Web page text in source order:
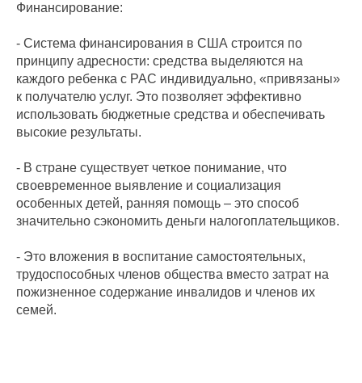
Финансирование:
- Система финансирования в США строится по
принципу адресности: средства выделяются на
каждого ребенка с РАС индивидуально, «привязаны»
к получателю услуг. Это позволяет эффективно
использовать бюджетные средства и обеспечивать
высокие результаты.
- В стране существует четкое понимание, что
своевременное выявление и социализация
особенных детей, ранняя помощь – это способ
значительно сэкономить деньги налогоплательщиков.
- Это вложения в воспитание самостоятельных,
трудоспособных членов общества вместо затрат на
пожизненное содержание инвалидов и членов их
семей.